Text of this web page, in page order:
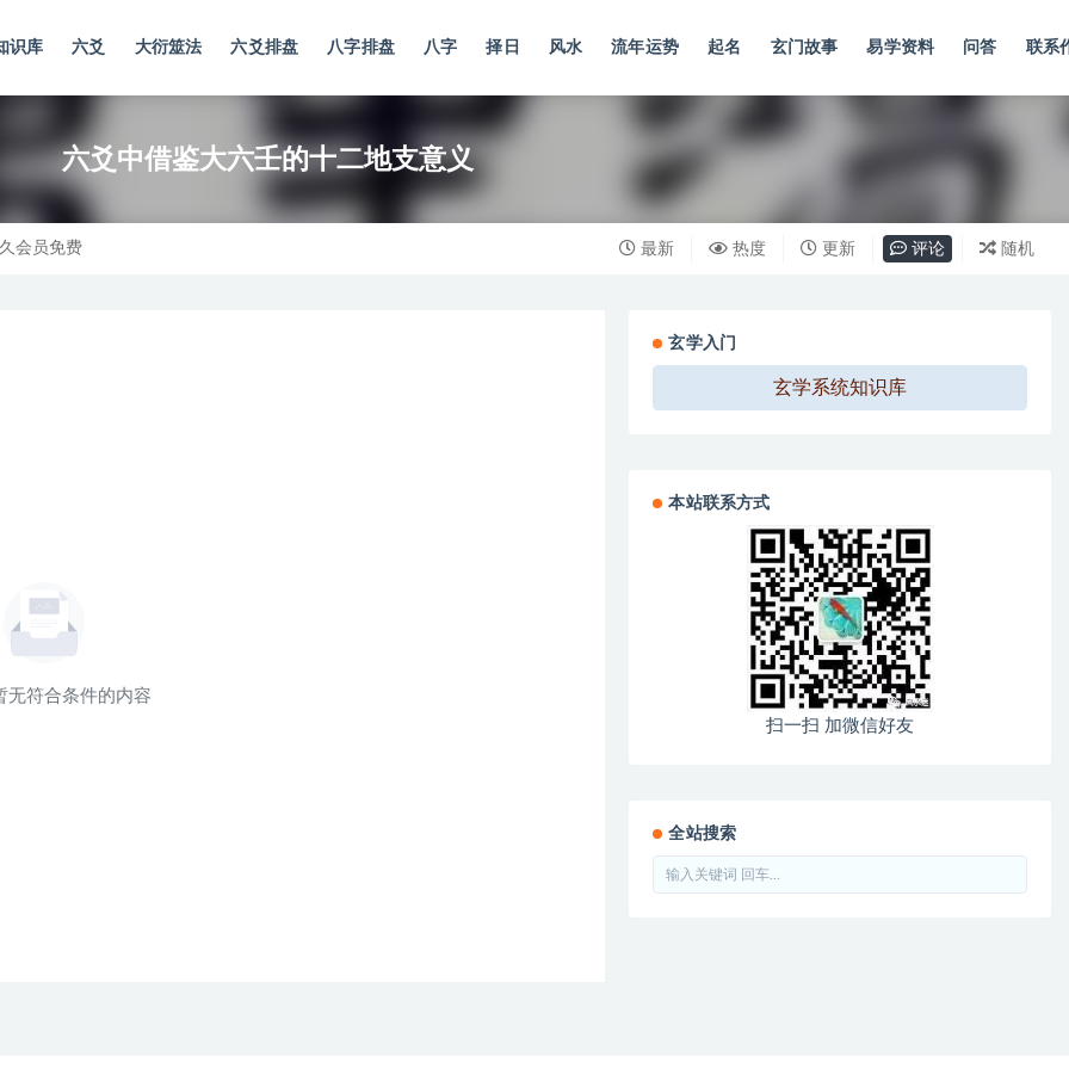
识库 六爻 大衍筮法 六爻排盘 八字排盘 八字 择日 风水 流年运势 起名 玄门故事 易学资料 问答 联系
六爻中借鉴大六壬的十二地支意义
会员免费 最新 热度 更新 评论 随机
无符合条件的内容
玄学入门
玄学系统知识库
本站联系方式
扫一扫 加微信好友
全站搜索